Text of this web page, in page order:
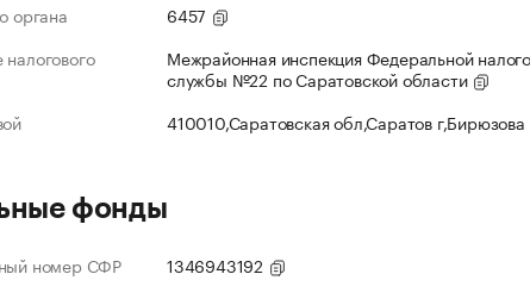
органа
6457
Межрайонная инспекция Федеральной
службы №22 по Саратовской области
410010,Саратовская обл,Саратов г,Бирюзова
фонды
номер СФР 1346943192